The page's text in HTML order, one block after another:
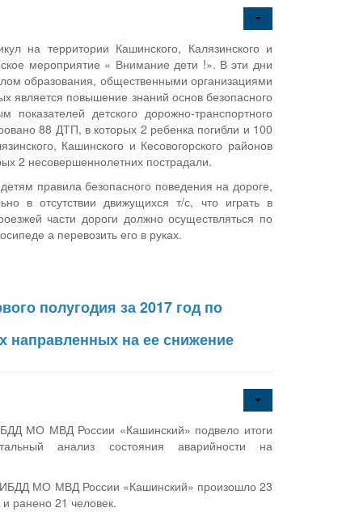
территории Кашинского, Калязинского и
мероприятие « Внимание дети !». В эти дни
образования, общественными организациями
является повышение знаний основ безопасного
детского дорожно-транспортного
88 ДТП, в которых 2 ребенка погибли и 100
Кашинского и Кесовогорского районов
2 несовершеннолетних пострадали.
правила безопасного поведения на дороге,
в отсутствии движущихся т/с, что играть в
части дороги должно осуществляться по
а перевозить его в руках.
полугодия за 2017 год по
направленных на ее снижение
МО МВД России «Кашинский» подвело итоги
анализ состояния аварийности на
МО МВД России «Кашинский» произошло 23
ранено 21 человек.